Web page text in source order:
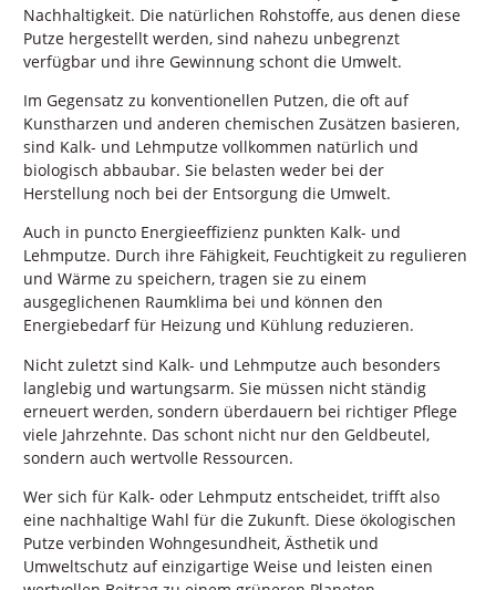
Nachhaltigkeit. Die natürlichen Rohstoffe, aus denen diese
Putze hergestellt werden, sind nahezu unbegrenzt
verfügbar und ihre Gewinnung schont die Umwelt.
Im Gegensatz zu konventionellen Putzen, die oft auf
Kunstharzen und anderen chemischen Zusätzen basieren,
sind Kalk- und Lehmputze vollkommen natürlich und
biologisch abbaubar. Sie belasten weder bei der
Herstellung noch bei der Entsorgung die Umwelt.
Auch in puncto Energieeffizienz punkten Kalk- und
Lehmputze. Durch ihre Fähigkeit, Feuchtigkeit zu regulieren
und Wärme zu speichern, tragen sie zu einem
ausgeglichenen Raumklima bei und können den
Energiebedarf für Heizung und Kühlung reduzieren.
Nicht zuletzt sind Kalk- und Lehmputze auch besonders
langlebig und wartungsarm. Sie müssen nicht ständig
erneuert werden, sondern überdauern bei richtiger Pflege
viele Jahrzehnte. Das schont nicht nur den Geldbeutel,
sondern auch wertvolle Ressourcen.
Wer sich für Kalk- oder Lehmputz entscheidet, trifft also
eine nachhaltige Wahl für die Zukunft. Diese ökologischen
Putze verbinden Wohngesundheit, Ästhetik und
Umweltschutz auf einzigartige Weise und leisten einen